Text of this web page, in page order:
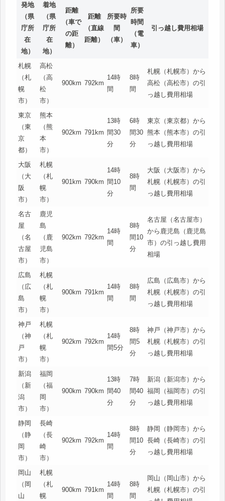
発地
（県
庁所
在
地）
着地
（県
庁所
在
地）
距離
（車で
の距
離）
距離
（直線
距離）
所要時
間
（車）
所要
時間
（電
車）
引っ越し費用相場
札幌
（札
幌
市）
高松
（高
松
市）
900km 792km
14時
間
8時
間
札幌（札幌市）から
高松（高松市）の引
っ越し費用相場
東京
（東
京
都）
熊本
（熊
本
市）
902km 791km
13時
間30
分
6時
間30
分
東京（東京都）から
熊本（熊本市）の引
っ越し費用相場
大阪
（大
阪
市）
札幌
（札
幌
市）
901km 790km
14時
間10
分
8時
間
大阪（大阪市）から
札幌（札幌市）の引
っ越し費用相場
名古
屋
（名
古屋
市）
鹿児
島
（鹿
児島
市）
902km 792km
14時
間
8時
間10
分
名古屋（名古屋市）
から鹿児島（鹿児島
市）の引っ越し費用
相場
広島
（広
島
市）
札幌
（札
幌
市）
900km 791km
14時
間
8時
間
広島（広島市）から
札幌（札幌市）の引
っ越し費用相場
神戸
（神
戸
市）
札幌
（札
幌
市）
902km 792km
14時
間5分
8時
間5
分
神戸（神戸市）から
札幌（札幌市）の引
っ越し費用相場
新潟
（新
潟
市）
福岡
（福
岡
市）
900km 790km
13時
間40
分
7時
間40
分
新潟（新潟市）から
福岡（福岡市）の引
っ越し費用相場
静岡
（静
岡
市）
長崎
（長
崎
市）
902km 792km
14時
間
8時
間10
分
静岡（静岡市）から
長崎（長崎市）の引
っ越し費用相場
岡山
（岡
山
札幌
（札
幌
900km 791km
14時
間
8時
間
岡山（岡山市）から
札幌（札幌市）の引